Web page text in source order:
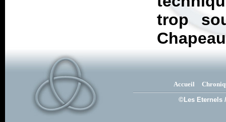
trop
Accueil
©Les Eternels